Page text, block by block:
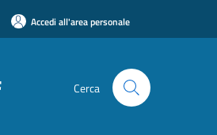
Accedi all'area personale
Cerca